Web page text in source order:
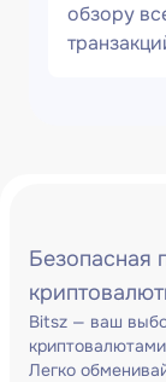
обзору
Безопасная
Bitsz — ваш
Легко